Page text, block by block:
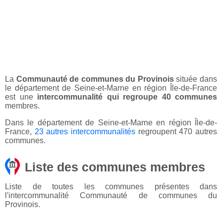
La Communauté de communes du Provinoissituée dans
le département de Seine-et-Marne en région Île-de-France
est une intercommunalité qui regroupe 40 communes
membres.
Dans le département de Seine-et-Marne en région Île-de-
France, 23 autres intercommunalités regroupent 470 autres
communes.
Liste des communes membres
Liste de toutes les communes présentes dans
l'intercommunalité Communauté de communes du
Provinois.